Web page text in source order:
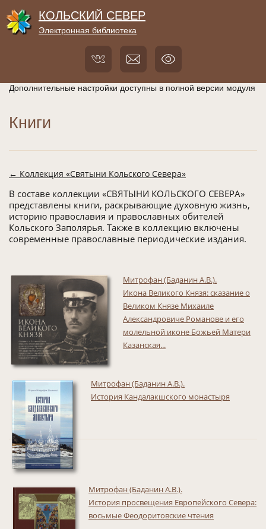
КОЛЬСКИЙ СЕВЕР
Электронная библиотека
Дополнительные настройки доступны в полной версии модуля
Книги
← Коллекция «Святыни Кольского Севера»
В составе коллекции «СВЯТЫНИ КОЛЬСКОГО СЕВЕРА»
представлены книги, раскрывающие духовную жизнь,
историю православия и православных обителей
Кольского Заполярья. Также в коллекцию включены
современные православные периодические издания.
Митрофан (Баданин А.В.).
Икона Великого Князя: сказание о
Великом Князе Михаиле
Александровиче Романове и его
молельной иконе Божьей Матери
Казанская...
Митрофан (Баданин А.В.).
История Кандалакшского монастыря
Митрофан (Баданин А.В.).
История просвещения Европейского Севера:
восьмые Феодоритовские чтения